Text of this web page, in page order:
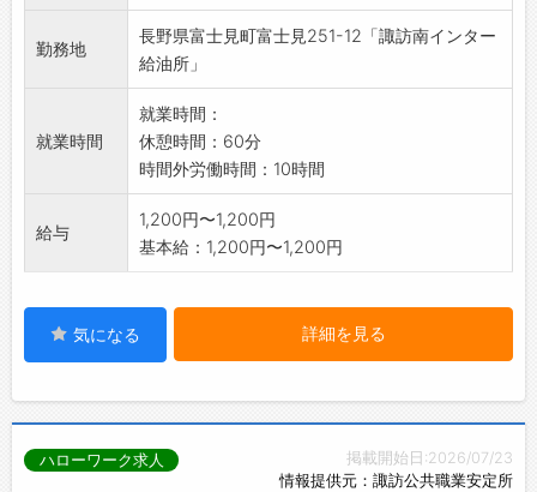
勤務地
長野県富士見町富士見251-12「諏訪南インター
給油所」
就業時間
就業時間：
休憩時間：60分
時間外労働時間：10時間
給与
1,200円〜1,200円
基本給：1,200円〜1,200円
気になる 詳細を見る
掲載開始日:2026/07/23
情報提供元：諏訪公共職業安定所
ハローワーク求人